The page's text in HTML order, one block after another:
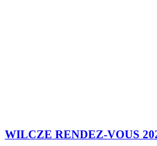
WILCZE RENDEZ-VOUS